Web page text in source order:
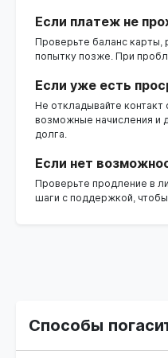
Если платеж не
Проверьте баланс карты,
попытку позже. При
Если уже есть
Не откладывайте
возможные начисления и
долга.
Если нет
Проверьте продление в
шаги с поддержкой,
Способы